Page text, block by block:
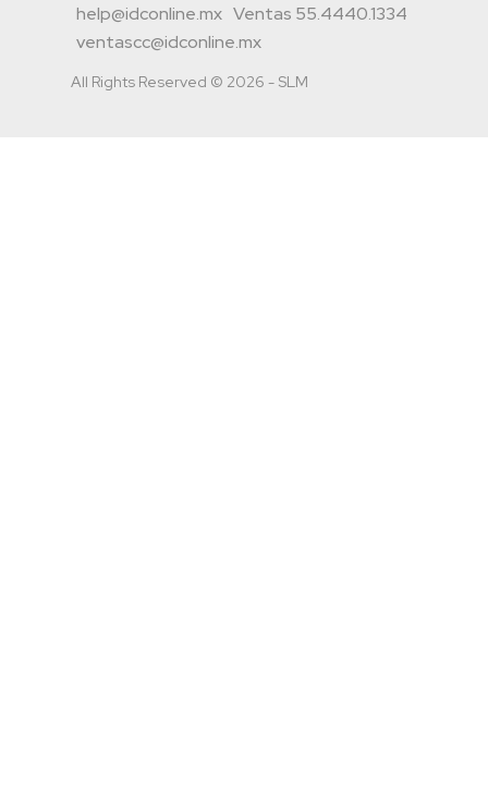
help@idconline.mx Ventas 55.4440.1334
ventascc@idconline.mx
All Rights Reserved © 2026 - SLM